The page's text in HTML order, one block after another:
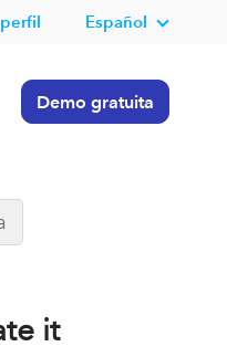
Español
Demo gratuita
it